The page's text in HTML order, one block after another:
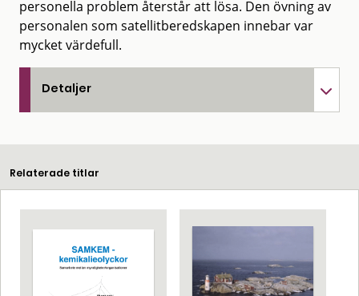
personella problem återstår att lösa. Den övning av
personalen som satellitberedskapen innebar var
mycket värdefull.
Detaljer
Relaterade titlar